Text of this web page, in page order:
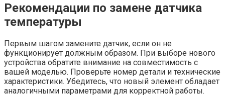
Рекомендации по замене датчика
температуры
Первым шагом замените датчик, если он не
функционирует должным образом. При выборе нового
устройства обратите внимание на совместимость с
вашей моделью. Проверьте номер детали и технические
характеристики. Убедитесь, что новый элемент обладает
аналогичными параметрами для корректной работы.